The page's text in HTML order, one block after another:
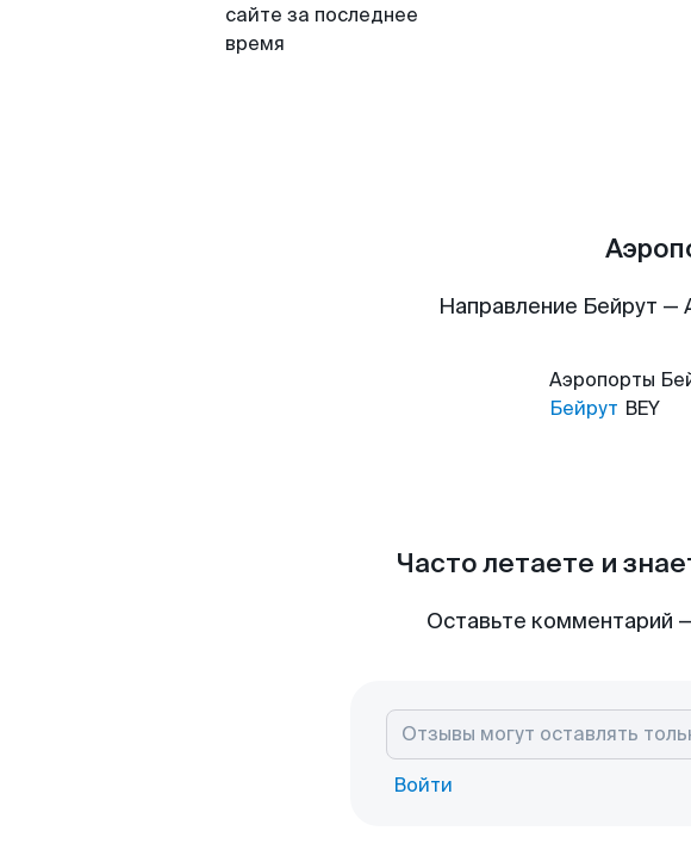
сайте за последнее
время
Направление Бейрут
Аэропорты
Бейрут BEY
Часто летаете и
Оставьте комментарий
Войти